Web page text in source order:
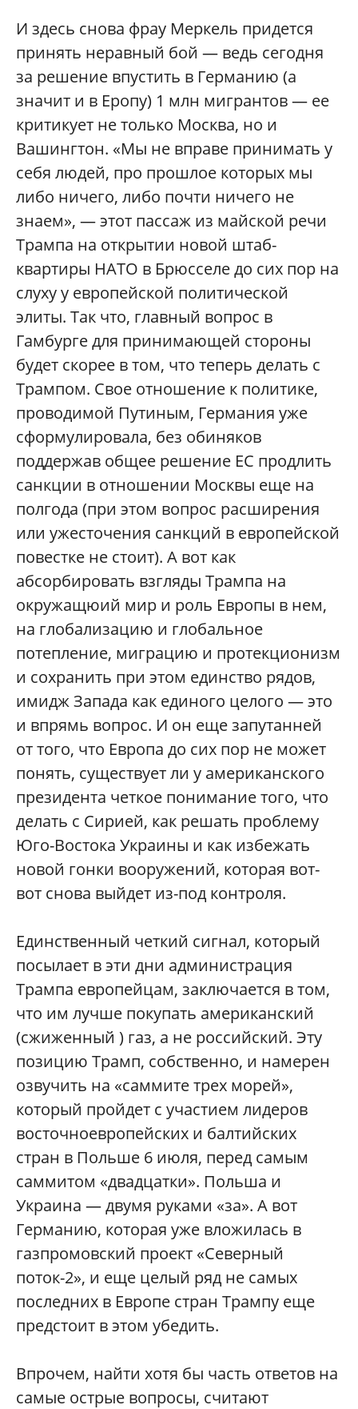
И здесь снова фрау Меркель придется
принять неравный бой — ведь сегодня
за решение впустить в Германию (а
значит и в Еропу) 1 млн мигрантов — ее
критикует не только Москва, но и
Вашингтон. «Мы не вправе принимать у
себя людей, про прошлое которых мы
либо ничего, либо почти ничего не
знаем», — этот пассаж из майской речи
Трампа на открытии новой штаб-
квартиры НАТО в Брюсселе до сих пор на
слуху у европейской политической
элиты. Так что, главный вопрос в
Гамбурге для принимающей стороны
будет скорее в том, что теперь делать с
Трампом. Свое отношение к политике,
проводимой Путиным, Германия уже
сформулировала, без обиняков
поддержав общее решение ЕС продлить
санкции в отношении Москвы еще на
полгода (при этом вопрос расширения
или ужесточения санкций в европейской
повестке не стоит). А вот как
абсорбировать взгляды Трампа на
окружащюий мир и роль Европы в нем,
на глобализацию и глобальное
потепление, миграцию и протекционизм
и сохранить при этом единство рядов,
имидж Запада как единого целого — это
и впрямь вопрос. И он еще запутанней
от того, что Европа до сих пор не может
понять, существует ли у американского
президента четкое понимание того, что
делать с Сирией, как решать проблему
Юго-Востока Украины и как избежать
новой гонки вооружений, которая вот-
вот снова выйдет из-под контроля.
Единственный четкий сигнал, который
посылает в эти дни администрация
Трампа европейцам, заключается в том,
что им лучше покупать американский
(сжиженный ) газ, а не российский. Эту
позицию Трамп, собственно, и намерен
озвучить на «саммите трех морей»,
который пройдет с участием лидеров
восточноевропейских и балтийских
стран в Польше 6 июля, перед самым
саммитом «двадцатки». Польша и
Украина — двумя руками «за». А вот
Германию, которая уже вложилась в
газпромовский проект «Северный
поток-2», и еще целый ряд не самых
последних в Европе стран Трампу еще
предстоит в этом убедить.
Впрочем, найти хотя бы часть ответов на
самые острые вопросы, считают